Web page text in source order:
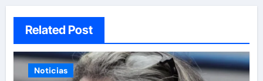
Related Post
Noticias